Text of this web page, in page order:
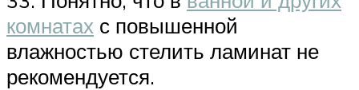
комнатах с повышенной
влажностью стелить ламинат не
рекомендуется.